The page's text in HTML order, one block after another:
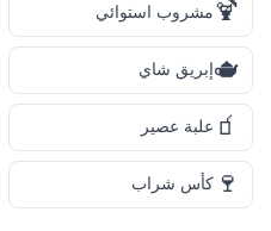
🍹مشروب استوائي
🫖إبريق شاي
🧃 علبة عصير
🍷 كأس شراب